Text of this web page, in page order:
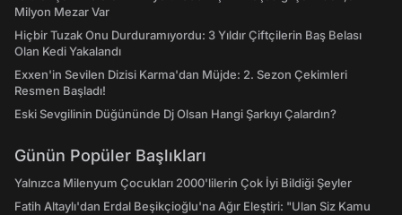
Milyon Mezar Var
Hiçbir Tuzak Onu Durduramıyordu: 3 Yıldır Çiftçilerin Baş Belası
Olan Kedi Yakalandı
Exxen'in Sevilen Dizisi Karma'dan Müjde: 2. Sezon Çekimleri
Resmen Başladı!
Eski Sevgilinin Düğününde Dj Olsan Hangi Şarkıyı Çalardın?
Günün Popüler Başlıkları
Yalnızca Milenyum Çocukları 2000'lilerin Çok İyi Bildiği Şeyler
Fatih Altaylı'dan Erdal Beşikçioğlu'na Ağır Eleştiri: "Ulan Siz Kamu